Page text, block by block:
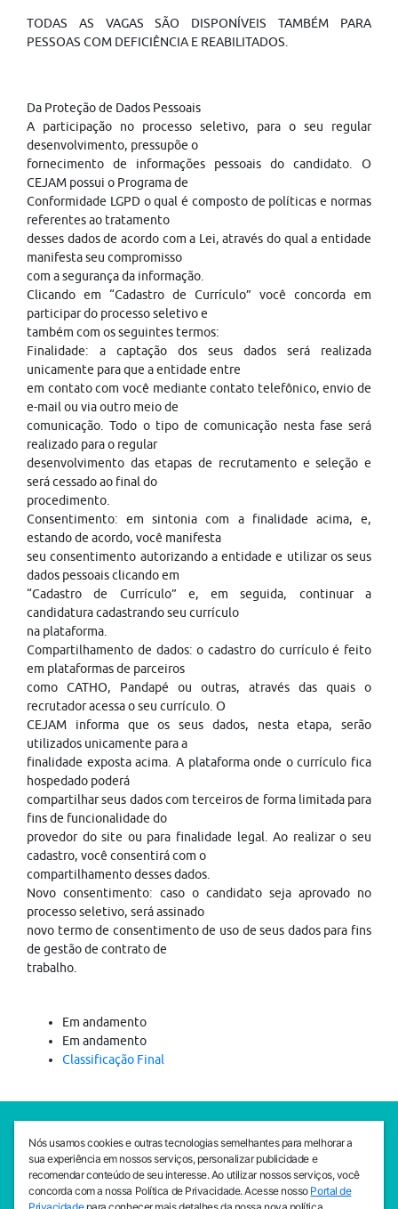
TODAS AS VAGAS SÃO DISPONÍVEIS TAMBÉM PARA
PESSOAS COM DEFICIÊNCIA E REABILITADOS.
Da Proteção de Dados Pessoais
A participação no processo seletivo, para o seu regular
desenvolvimento, pressupõe o
fornecimento de informações pessoais do candidato. O
CEJAM possui o Programa de
Conformidade LGPD o qual é composto de políticas e normas
referentes ao tratamento
desses dados de acordo com a Lei, através do qual a entidade
manifesta seu compromisso
com a segurança da informação.
Clicando em “Cadastro de Currículo” você concorda em
participar do processo seletivo e
também com os seguintes termos:
Finalidade: a captação dos seus dados será realizada
unicamente para que a entidade entre
em contato com você mediante contato telefônico, envio de
e-mail ou via outro meio de
comunicação. Todo o tipo de comunicação nesta fase será
realizado para o regular
desenvolvimento das etapas de recrutamento e seleção e
será cessado ao final do
procedimento.
Consentimento: em sintonia com a finalidade acima, e,
estando de acordo, você manifesta
seu consentimento autorizando a entidade e utilizar os seus
dados pessoais clicando em
“Cadastro de Currículo” e, em seguida, continuar a
candidatura cadastrando seu currículo
na plataforma.
Compartilhamento de dados: o cadastro do currículo é feito
em plataformas de parceiros
como CATHO, Pandapé ou outras, através das quais o
recrutador acessa o seu currículo. O
CEJAM informa que os seus dados, nesta etapa, serão
utilizados unicamente para a
finalidade exposta acima. A plataforma onde o currículo fica
hospedado poderá
compartilhar seus dados com terceiros de forma limitada para
fins de funcionalidade do
provedor do site ou para finalidade legal. Ao realizar o seu
cadastro, você consentirá com o
compartilhamento desses dados.
Novo consentimento: caso o candidato seja aprovado no
processo seletivo, será assinado
novo termo de consentimento de uso de seus dados para fins
de gestão de contrato de
trabalho.
Em andamento
Em andamento
Classificação Final
SEDE CEJAM
Av. da Liberdade, 765, Liberdade, São Paulo, 01503-001
(11) 3469 - 1818
INSTITUTO CEJAM
Nós usamos cookies e outras tecnologias semelhantes para melhorar a
sua experiência em nossos serviços, personalizar publicidade e
recomendar conteúdo de seu interesse. Ao utilizar nossos serviços, você
concorda com a nossa Política de Privacidade. Acesse nosso Portal de